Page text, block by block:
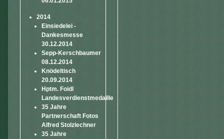
2014
Einsiedelei -
Dankesmesse
30.12.2014
Sepp-Kerschbaumer
08.12.2014
Knödeltisch
20.09.2014
Hptm. Foidl
Landesverdienstmedaille
35 Jahre
Partnerschaft Fotos
Alfred Stolzlechner
35 Jahre